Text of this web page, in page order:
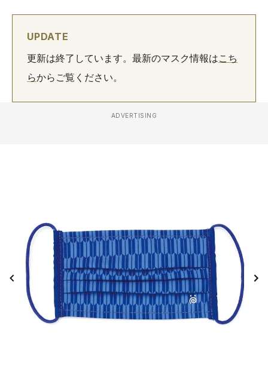
UPDATE
更新は終了しています。最新のマスク情報はこち
らからご覧ください。
ADVERTISING